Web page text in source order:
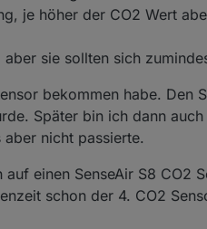
je höher der CO2 Wert
sie sollten sich
bekommen habe. Den
Später bin ich dann
nicht passierte.
einen SenseAir S8 CO2
schon der 4. CO2